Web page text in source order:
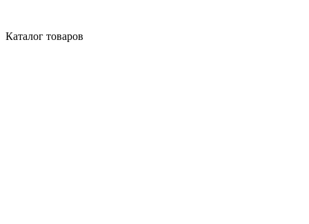
Каталог товаров